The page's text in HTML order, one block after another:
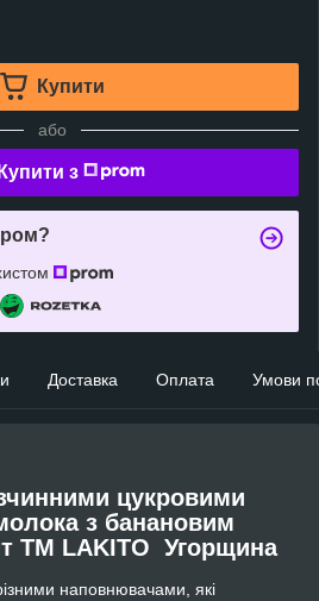
Купити
або
Купити з
Доставка Оплата Умови
цукровими
з банановим
ТМ LAKITO Угорщина
наповнювачами, які